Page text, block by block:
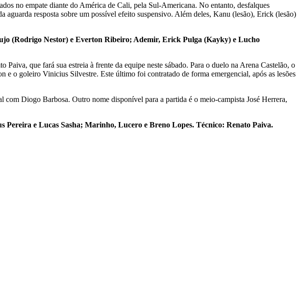
no empate diante do América de Cali, pela Sul-Americana. No entanto, desfalques
resposta sobre um possível efeito suspensivo. Além deles, Kanu (lesão), Erick (lesão)
(Rodrigo Nestor) e Everton Ribeiro; Ademir, Erick Pulga (Kayky) e Lucho
que fará sua estreia à frente da equipe neste sábado. Para o duelo na Arena Castelão, o
e o goleiro Vinicius Silvestre. Este último foi contratado de forma emergencial, após as lesões
Diogo Barbosa. Outro nome disponível para a partida é o meio-campista José Herrera,
e Lucas Sasha; Marinho, Lucero e Breno Lopes. Técnico: Renato Paiva.